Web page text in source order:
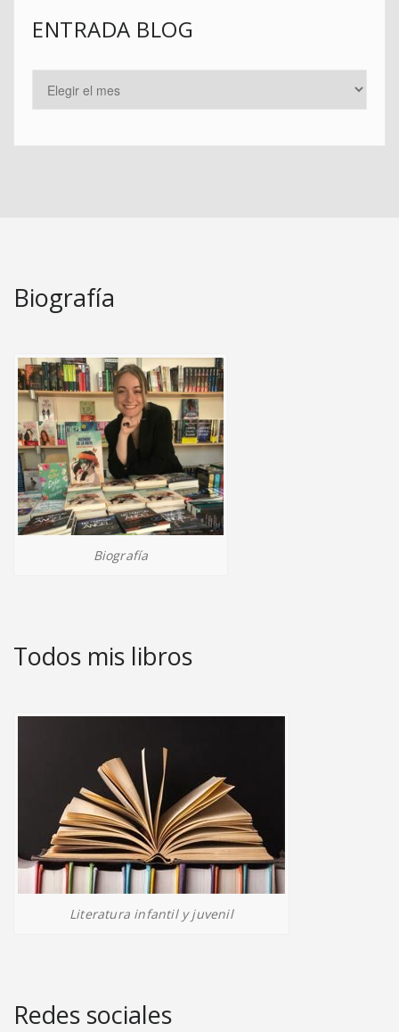
ENTRADA BLOG
Biografía
Biografía
Todos mis libros
Literatura infantil y juvenil
Redes sociales